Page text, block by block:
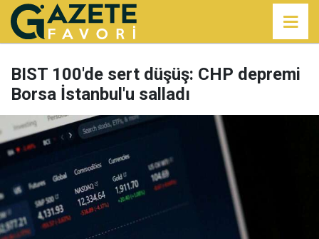
BIST 100'de sert düşüş: CHP depremi
Borsa İstanbul'u salladı